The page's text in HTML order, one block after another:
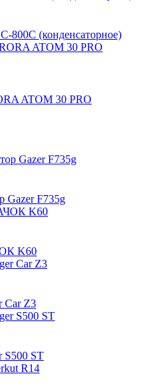
800C (конденсаторное)
ATOM 30 PRO
Gazer F735g
K60
Car Z3
S500 ST